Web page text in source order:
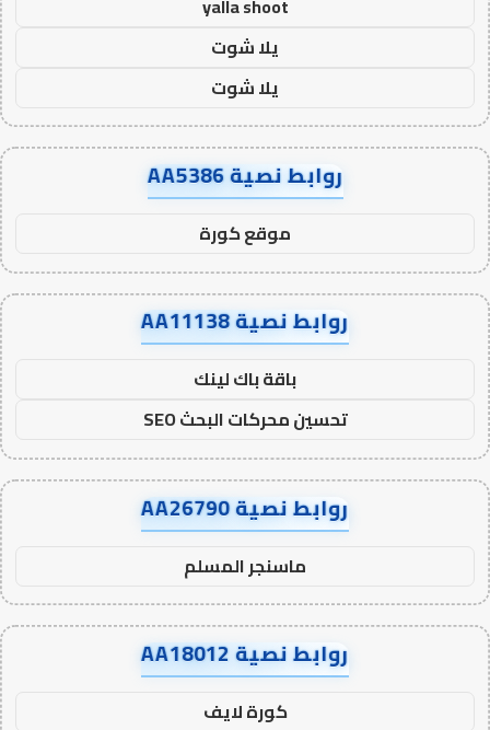
يلا شوت
يلا شوت
روابط نصية AA5386
موقع كورة
روابط نصية AA11138
باقة باك لينك
تحسين محركات البحث SEO
روابط نصية AA26790
ماسنجر المسلم
روابط نصية AA18012
كورة لايف